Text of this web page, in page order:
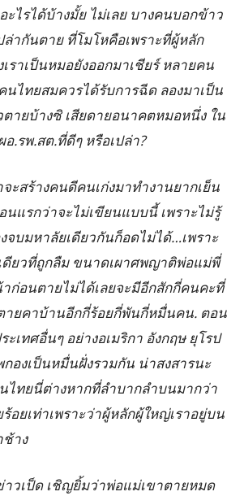
ไรได้บ้างมั้ย ไม่เลย บางคนบอกข้าว
ากันตาย ที่โมโหคือเพราะที่ผู้หลัก
ราเป็นหมอยังออกมาเชียร์ หลายคน
ไทยสมควรได้รับการฉีด ลองมาเป็น
ายบ้างซิ เสียดายอนาคตหมอหนึ่ง ใน
.รพ.สต.ที่ดีๆ หรือเปล่า?
จะสร้างคนดีคนเก่งมาทำงานยากเย็น
แรกว่าจะไม่เขียนแบบนี้ เพราะไม่รู้
จบมหาลัยเดียวกันก็อดไม่ได้…เพราะ
ดียวที่ถูกลืม ขนาดเผาศพญาติพ่อแม่พี่
ก่อนตายไม่ได้เลยจะมีอีกสักกี่คนคะที่
ายคาบ้านอีกกี่ร้อยกี่พันกี่หมื่นคน. ตอน
เทศอื่นๆ อย่างอเมริกา อังกฤษ ยุโรป
องเป็นหมื่นฝั่งรวมกัน น่าสงสารนะ
นไทยนี่ต่างหากที่ลำบากลำบนมากว่า
อยเท่าเพราะว่าผู้หลักผู้ใหญ่เราอยู่บน
าง
วเป็ด เชิญยิ้มว่าพ่อแม่เขาตายหมด